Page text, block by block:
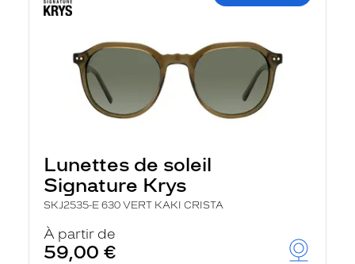
Lunettes de soleil
Signature Krys
SKJ2535-E 630 VERT KAKI CRISTA
À partir de
59,00 €